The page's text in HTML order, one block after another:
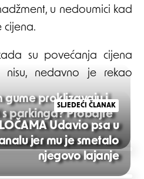
u nedoumici kad
cijena.
su povećanja cijena
nedavno je rekao
gume proklizavaju i
parkinga? Probajte
SLJEDEĆI ČLANAK
Udavio psa u
jer mu je smetalo
njegovo lajanje